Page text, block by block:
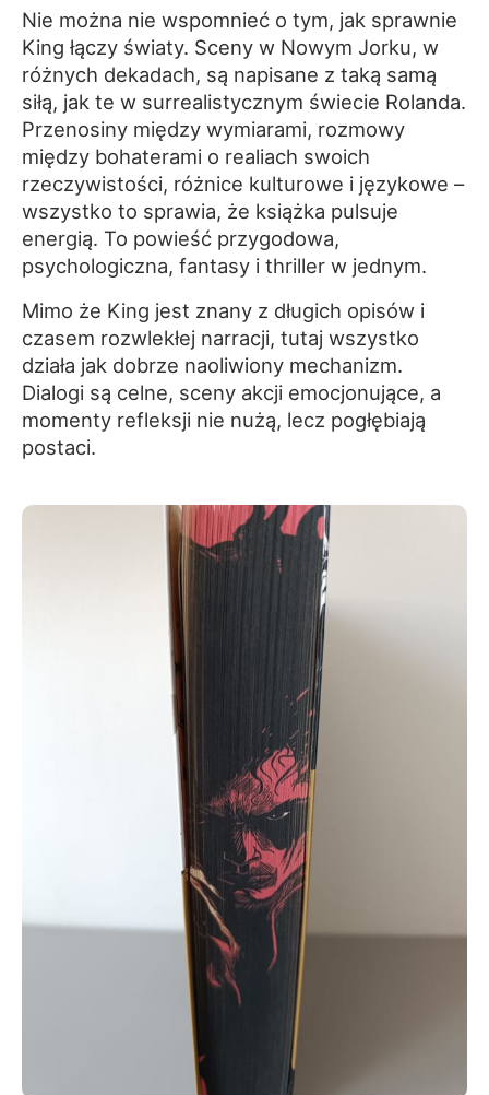
Nie można nie wspomnieć o tym, jak sprawnie
King łączy światy. Sceny w Nowym Jorku, w
różnych dekadach, są napisane z taką samą
siłą, jak te w surrealistycznym świecie Rolanda.
Przenosiny między wymiarami, rozmowy
między bohaterami o realiach swoich
rzeczywistości, różnice kulturowe i językowe –
wszystko to sprawia, że książka pulsuje
energią. To powieść przygodowa,
psychologiczna, fantasy i thriller w jednym.
Mimo że King jest znany z długich opisów i
czasem rozwlekłej narracji, tutaj wszystko
działa jak dobrze naoliwiony mechanizm.
Dialogi są celne, sceny akcji emocjonujące, a
momenty refleksji nie nużą, lecz pogłębiają
postaci.